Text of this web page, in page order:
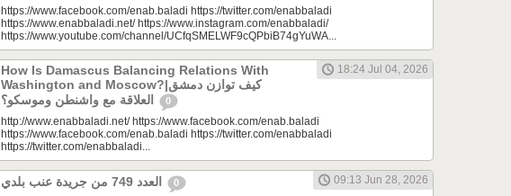
https://www.facebook.com/enab.baladi https://twitter.com/enabbaladi
https://www.enabbaladi.net/ https://www.instagram.com/enabbaladi/
https://www.youtube.com/channel/UCfqSMELWF9cQPbiB74gYuWA...
How Is Damascus Balancing Relations With
Washington and Moscow?|كيف توازن دمشق
0
18:24 Jul 04, 2026
http://www.enabbaladi.net/ https://www.facebook.com/enab.baladi
https://www.facebook.com/enab.baladi https://twitter.com/enabbaladi
https://twitter.com/enabbaladi...
0
09:13 Jun 28, 2026